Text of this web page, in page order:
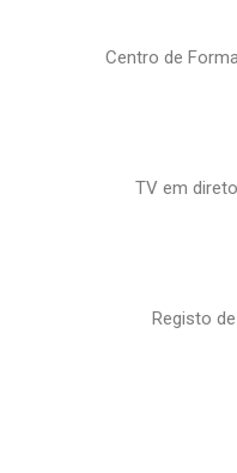
Centro de
TV em
Registo